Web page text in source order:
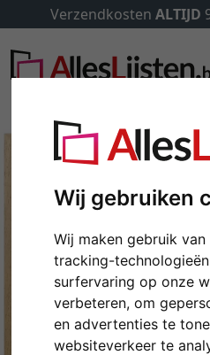
Wij gebruiken
Wij maken gebruik
tracking-
surfervaring op onze
verbeteren, om
en advertenties te
websiteverkeer te
Verzendkosten ALTIJD
Terug